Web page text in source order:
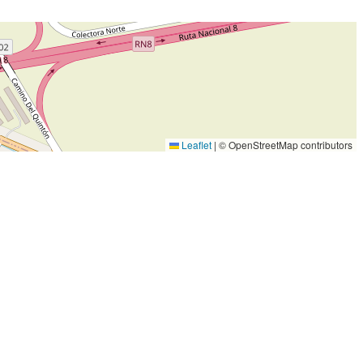
Leaflet | © OpenStreetMap contributors